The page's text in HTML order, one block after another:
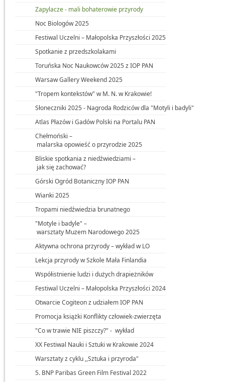
Zapylacze - mali bohaterowie przyrody
Noc Biologów 2025
Festiwal Uczelni – Małopolska Przyszłości 2025
Spotkanie z przedszkolakami
Toruńska Noc Naukowców 2025 z IOP PAN
Warsaw Gallery Weekend 2025
"Tropem kontekstów" w M. N. w Krakowie!
Słoneczniki 2025 - Nagroda Rodziców dla "Motyli i badyli"
Atlas Płazów i Gadów Polski na Portalu PAN
Chełmoński –
malarska opowieść o przyrodzie 2025
Bliskie spotkania z niedźwiedziami –
jak się zachować?
Górski Ogród Botaniczny IOP PAN
Wianki 2025
Tropami niedźwiedzia brunatnego
"Motyle i badyle" –
warsztaty Muzem Narodowego 2025
Aktywna ochrona przyrody – wykład w LO
Lekcja przyrody w Szkole Mała Finlandia
Współistnienie ludzi i dużych drapieżników
Festiwal Uczelni – Małopolska Przyszłości 2024
Otwarcie Cogiteon z udziałem IOP PAN
Promocja książki Konflikty człowiek-zwierzęta
"Co w trawie NIE piszczy?" - wykład
XX Festiwal Nauki i Sztuki w Krakowie 2024
Warsztaty z cyklu ,,Sztuka i przyroda"
5. BNP Paribas Green Film Festival 2022